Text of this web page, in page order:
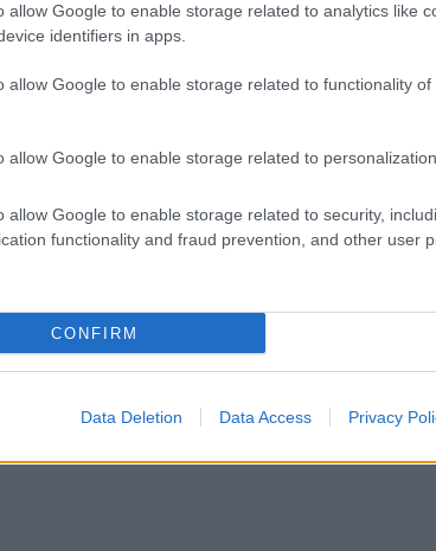
allow Google to enable storage related to analytics like
identifiers in apps.
allow Google to enable storage related to functionality of
allow Google to enable storage related to personalization.
allow Google to enable storage related to security,
functionality and fraud prevention, and other user
CONFIRM
Data Deletion Data Access Privacy
για τους ασυμπτωματικούς και
πως αν νοσήσεις κάθεσαι πέντε μέρες
μόνο τη μάσκα σου» είπε ο
νέες συστάσεις «ακόμη και αν δεν
έξω φορώντας την μάσκα σου»
μάσκα θα πρέπει «να κάνεις δύο rapid
σημαντικό είναι «αν έχω στο
σε ευπαθείς ομάδες ακόμη και αν
πιθανότητα να είμαι
μου».
με κάποιο νοσήσαντα,
θα πρέπει να
λόγους ακόμη και αν δεν έχει